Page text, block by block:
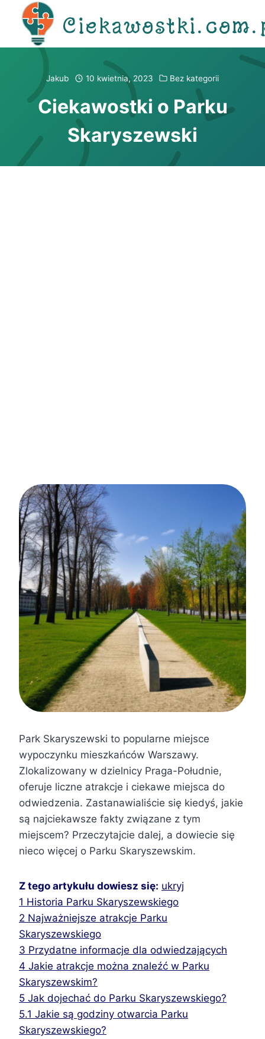
Przejdź
Jakub 10 kwietnia, 2023 Bez kategorii
Ciekawostki o Parku
Skaryszewski
Park Skaryszewski to popularne miejsce
wypoczynku mieszkańców Warszawy.
Zlokalizowany w dzielnicy Praga-Południe,
oferuje liczne atrakcje i ciekawe miejsca do
odwiedzenia. Zastanawialiście się kiedyś, jakie
są najciekawsze fakty związane z tym
miejscem? Przeczytajcie dalej, a dowiecie się
nieco więcej o Parku Skaryszewskim.
Z tego artykułu dowiesz się: ukryj
1 Historia Parku Skaryszewskiego
2 Najważniejsze atrakcje Parku
Skaryszewskiego
3 Przydatne informacje dla odwiedzających
4 Jakie atrakcje można znaleźć w Parku
Skaryszewskim?
5 Jak dojechać do Parku Skaryszewskiego?
5.1 Jakie są godziny otwarcia Parku
Skaryszewskiego?